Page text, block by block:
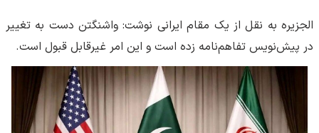
الجزیره به نقل از یک مقام ایرانی نوشت: واشنگتن دست به تغییر
در پیش‌نویس تفاهم‌نامه زده است و این امر غیرقابل قبول است.